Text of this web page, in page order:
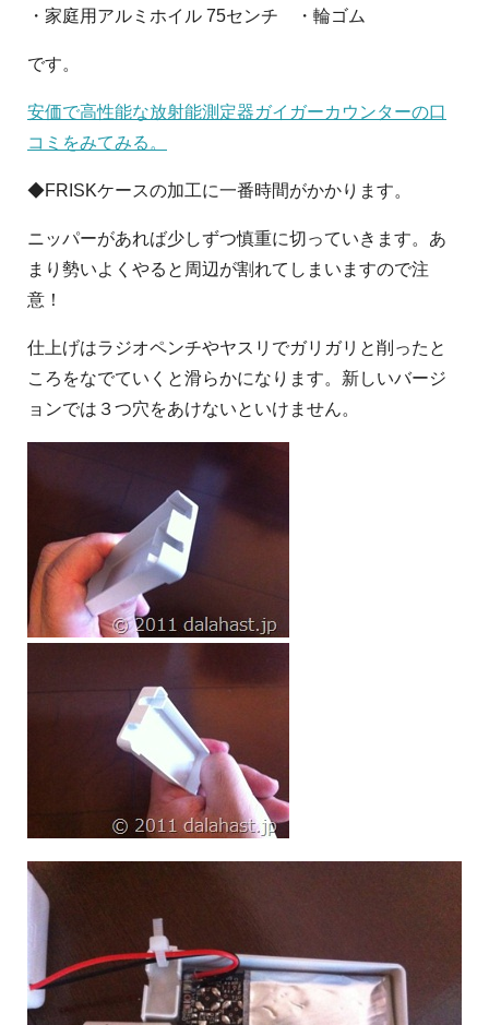
・家庭用アルミホイル 75センチ ・輪ゴム
です。
安価で高性能な放射能測定器ガイガーカウンターの口
コミをみてみる。
◆FRISKケースの加工に一番時間がかかります。
ニッパーがあれば少しずつ慎重に切っていきます。あ
まり勢いよくやると周辺が割れてしまいますので注
意！
仕上げはラジオペンチやヤスリでガリガリと削ったと
ころをなでていくと滑らかになります。新しいバージ
ョンでは３つ穴をあけないといけません。